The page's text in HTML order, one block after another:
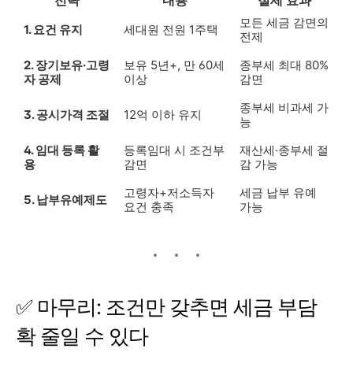
1. 요건 유지 세대원 전원 1주택
모든 세금 감면의
전제
2. 장기보유·고령
자 공제
보유 5년+, 만 60세
이상
종부세 최대 80%
감면
3. 공시가격 조절 12억 이하 유지
종부세 비과세 가
능
4. 임대 등록 활
용
등록임대 시 조건부
감면
재산세·종부세 절
감 가능
5. 납부유예제도
고령자+저소득자
요건 충족
세금 납부 유예
가능
✅ 마무리: 조건만 갖추면 세금 부담
확 줄일 수 있다